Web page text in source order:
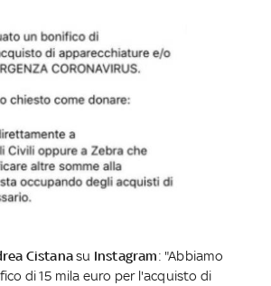
Cistanasu Instagram: "Abbiamo
di 15 mila euro per l'acquisto di